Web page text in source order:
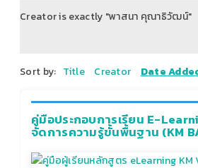
Creator is exactly "พาสนา คุณาธิวัฒน์"
Sort by: Title Creator Date
คู่มือประกอบการเรียน E-
จัดการความรู้ขั้นพื้นฐาน (KM